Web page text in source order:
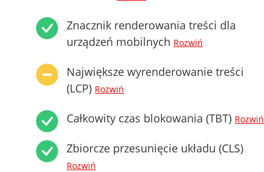
Znacznik renderowania treści dla
urządzeń mobilnych Rozwiń
Największe wyrenderowanie treści
(LCP) Rozwiń
Całkowity czas blokowania (TBT) Rozwiń
Zbiorcze przesunięcie układu (CLS)
Rozwiń